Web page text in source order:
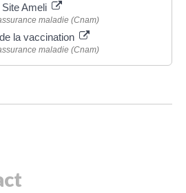
Ameli
maladie (Cnam)
la vaccination
maladie (Cnam)